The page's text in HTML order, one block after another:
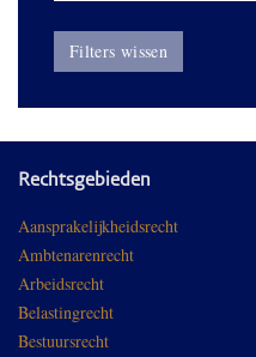
Filters wissen
Rechtsgebieden
Aansprakelijkheidsrecht
Ambtenarenrecht
Arbeidsrecht
Belastingrecht
Bestuursrecht